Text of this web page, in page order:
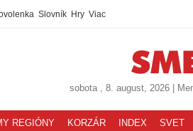
Slovník Hry Viac
sobota , 8. august, 2026|
REGIÓNY KORZÁR INDEX SVET